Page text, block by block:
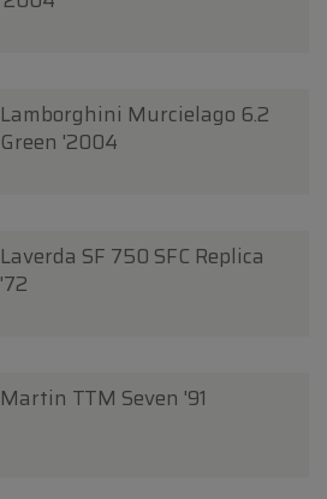
Lamborghini Murcielago 6.2
Green '2004
Laverda SF 750 SFC Replica
'72
Martin TTM Seven '91